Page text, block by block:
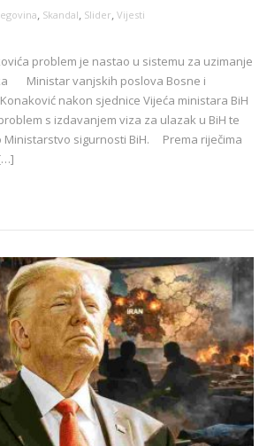
, Skandal, Slider, Vijesti
problem je nastao u sistemu za uzimanje
Ministar vanjskih poslova Bosne i
nakon sjednice Vijeća ministara BiH
s izdavanjem viza za ulazak u BiH te
Ministarstvo sigurnosti BiH. Prema riječima